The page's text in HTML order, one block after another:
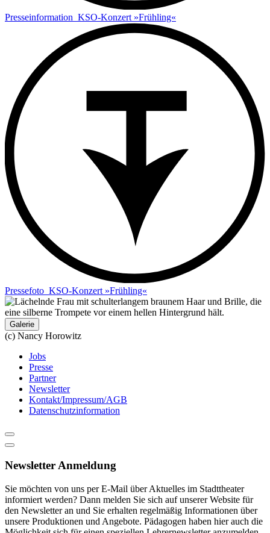
Presseinformation_KSO-Konzert »Frühling«
Pressefoto_KSO-Konzert »Frühling«
Galerie
(c) Nancy Horowitz
Jobs
Presse
Partner
Newsletter
Kontakt/Impressum/AGB
Datenschutzinformation
Newsletter Anmeldung
Sie möchten von uns per E-Mail über Aktuelles im Stadttheater
informiert werden? Dann melden Sie sich auf unserer Website für
den Newsletter an und Sie erhalten regelmäßig Informationen über
unsere Produktionen und Angebote. Pädagogen haben hier auch die